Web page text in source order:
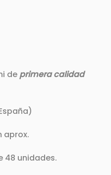
de primera calidad
aprox.
48 unidades.